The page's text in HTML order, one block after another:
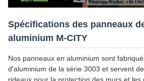
Spécifications des panneaux
aluminium M-CITY
Nos panneaux en aluminium sont
d'aluminium de la série 3003 et servent